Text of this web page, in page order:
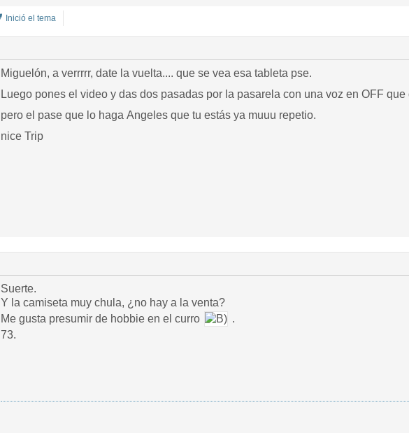
Inició el tema
Miguelón, a verrrrr, date la vuelta.... que se vea esa tableta pse.
Luego pones el video y das dos pasadas por la pasarela con una voz en OFF
pero el pase que lo haga Angeles que tu estás ya muuu repetio.
nice Trip
Suerte.
Y la camiseta muy chula, ¿no hay a la venta?
Me gusta presumir de hobbie en el curro
.
73.